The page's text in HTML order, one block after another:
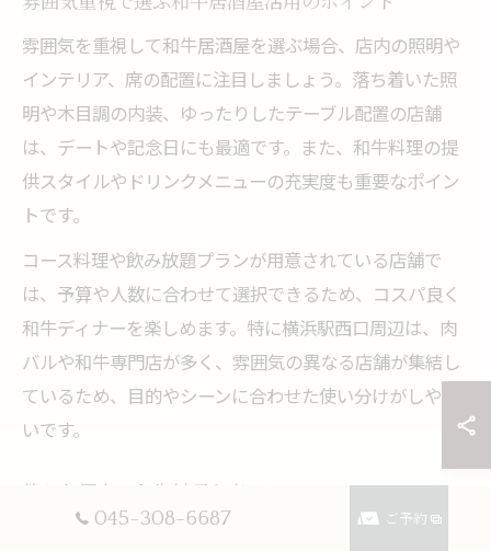
雰囲気を重視して和牛居酒屋を選ぶ場合、店内の照明や
インテリア、席の配置に注目しましょう。落ち着いた照
明や木目調の内装、ゆったりしたテーブル配置の店舗
は、デートや記念日にも最適です。また、和牛料理の提
供スタイルやドリンクメニューの充実度も重要なポイン
トです。
コース料理や飲み放題プランが用意されている店舗で
は、予算や人数に合わせて選択できるため、コスパ良く
和牛ディナーを楽しめます。特に横浜駅西口周辺は、肉
バルや和牛専門店が多く、雰囲気の異なる店舗が集結し
ているため、目的やシーンに合わせた使い分けがしやす
いです。
045-308-6687 ご予約